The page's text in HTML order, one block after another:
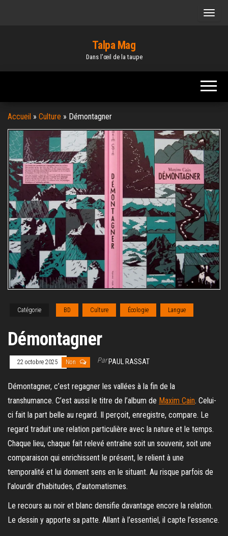
Talpa Mag
Dans l'œil de la taupe
Accueil » Culture » Démontagner
Catégorie BD Culture Écologie Langue
Démontagner
22 octobre 2025 Non ParPAUL RASSAT
Démontagner, c’est regagner les vallées à la fin de la
transhumance. C’est aussi le titre de l’album de Maxim Cain. Celui-
ci fait la part belle au regard. Il perçoit, enregistre, compare. Le
regard traduit une relation particulière avec la nature et le temps.
Chaque lieu, chaque fait relevé entraîne soit un souvenir, soit une
comparaison qui enrichissent le présent, le relient à une
temporalité et lui donnent sens en le situant. Au risque parfois de
l’alourdir d’habitudes, d’automatismes.
Le recours au noir et blanc densifie davantage encore la relation.
Le dessin y apporte sa patte. Allant à l’essentiel, il capte l’essence.